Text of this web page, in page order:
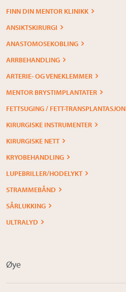
FINN DIN MENTOR KLINIKK
ANSIKTSKIRURGI
ANASTOMOSEKOBLING
ARRBEHANDLING
ARTERIE- OG VENEKLEMMER
MENTOR BRYSTIMPLANTATER
FETTSUGING / FETT-TRANSPLANTASJON
KIRURGISKE INSTRUMENTER
KIRURGISKE NETT
KRYOBEHANDLING
LUPEBRILLER/HODELYKT
STRAMMEBÅND
SÅRLUKKING
ULTRALYD
Øye